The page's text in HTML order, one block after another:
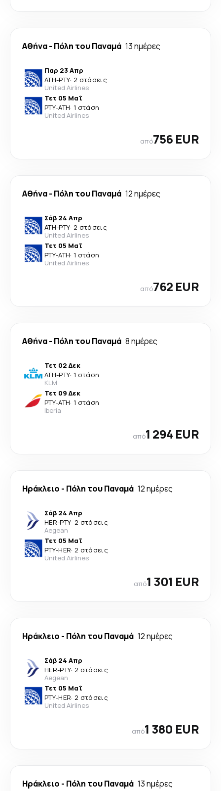
Αθήνα- Πόλη του Παναμά 13 ημέρες
Παρ 23 Απρ
ATH-PTY· 2 στάσεις
United Airlines
Τετ 05 Μαΐ
PTY-ATH· 1 στάση
United Airlines
από756 EUR
Αθήνα- Πόλη του Παναμά 12 ημέρες
Σάβ 24 Απρ
ATH-PTY· 2 στάσεις
United Airlines
Τετ 05 Μαΐ
PTY-ATH· 1 στάση
United Airlines
από762 EUR
Αθήνα- Πόλη του Παναμά 8 ημέρες
Τετ 02 Δεκ
ATH-PTY· 1 στάση
KLM
Τετ 09 Δεκ
PTY-ATH· 1 στάση
Iberia
από1 294 EUR
Ηράκλειο - Πόλη του Παναμά 12 ημέρες
Σάβ 24 Απρ
HER-PTY· 2 στάσεις
Aegean
Τετ 05 Μαΐ
PTY-HER· 2 στάσεις
United Airlines
από1 301 EUR
Ηράκλειο - Πόλη του Παναμά 12 ημέρες
Σάβ 24 Απρ
HER-PTY· 2 στάσεις
Aegean
Τετ 05 Μαΐ
PTY-HER· 2 στάσεις
United Airlines
από1 380 EUR
Ηράκλειο - Πόλη του Παναμά 13 ημέρες